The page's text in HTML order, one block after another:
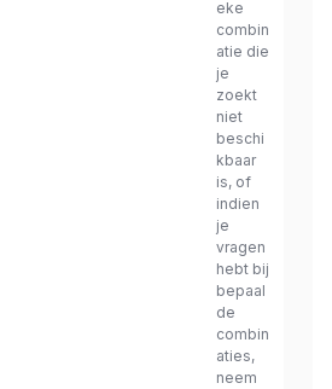
eke
combin
atie die
je
zoekt
niet
beschi
kbaar
is, of
indien
je
vragen
hebt bij
bepaal
de
combin
aties,
neem